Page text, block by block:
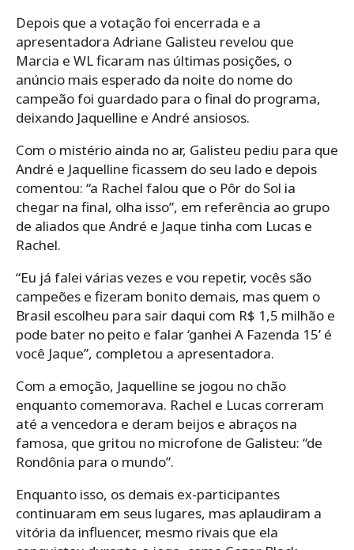
Depois que a votação foi encerrada e a
apresentadora Adriane Galisteu revelou que
Marcia e WL ficaram nas últimas posições, o
anúncio mais esperado da noite do nome do
campeão foi guardado para o final do programa,
deixando Jaquelline e André ansiosos.
Com o mistério ainda no ar, Galisteu pediu para que
André e Jaquelline ficassem do seu lado e depois
comentou: “a Rachel falou que o Pôr do Sol ia
chegar na final, olha isso”, em referência ao grupo
de aliados que André e Jaque tinha com Lucas e
Rachel.
“Eu já falei várias vezes e vou repetir, vocês são
campeões e fizeram bonito demais, mas quem o
Brasil escolheu para sair daqui com R$ 1,5 milhão e
pode bater no peito e falar ‘ganhei A Fazenda 15’ é
você Jaque”, completou a apresentadora.
Com a emoção, Jaquelline se jogou no chão
enquanto comemorava. Rachel e Lucas correram
até a vencedora e deram beijos e abraços na
famosa, que gritou no microfone de Galisteu: “de
Rondônia para o mundo”.
Enquanto isso, os demais ex-participantes
continuaram em seus lugares, mas aplaudiram a
vitória da influencer, mesmo rivais que ela